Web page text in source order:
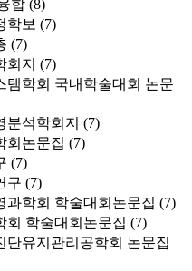
합 (8)
학보 (7)
(7)
회지 (7)
템학회 국내학술대회 논문
분석학회지 (7)
회논문집 (7)
(7)
구 (7)
과학회 학술대회논문집 (7)
회 학술대회논문집 (7)
단유지관리공학회 논문집